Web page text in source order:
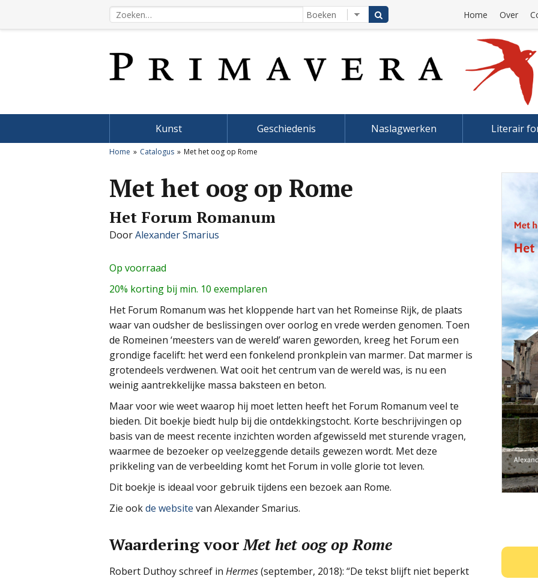
Home Over
Kunst Geschiedenis Naslagwerken Literair
Home Catalogus Met het oog op Rome
Met het oog op Rome
Het Forum Romanum
DoorAlexander Smarius
Op voorraad
20% korting bij min. 10 exemplaren
Het Forum Romanum was het kloppende hart van het Romeinse Rijk, de plaats
waar van oudsher de beslissingen over oorlog en vrede werden genomen. Toen
de Romeinen ‘meesters van de wereld’ waren geworden, kreeg het Forum een
grondige facelift: het werd een fonkelend pronkplein van marmer. Dat marmer is
grotendeels verdwenen. Wat ooit het centrum van de wereld was, is nu een
weinig aantrekkelijke massa baksteen en beton.
Maar voor wie weet waarop hij moet letten heeft het Forum Romanum veel te
bieden. Dit boekje biedt hulp bij die ontdekkingstocht. Korte beschrijvingen op
basis van de meest recente inzichten worden afgewisseld met sturende vragen,
waarmee de bezoeker op veelzeggende details gewezen wordt. Met deze
prikkeling van de verbeelding komt het Forum in volle glorie tot leven.
Dit boekje is ideaal voor gebruik tijdens een bezoek aan Rome.
Zie ookde website van Alexander Smarius.
Waardering voorMet het oog op Rome
Robert Duthoy schreef in Hermes(september, 2018): “De tekst blijft niet beperkt